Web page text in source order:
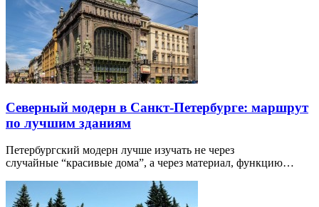
Северный модерн в Санкт-Петербурге: маршрут
по лучшим зданиям
Петербургский модерн лучше изучать не через
случайные “красивые дома”, а через материал, функцию…